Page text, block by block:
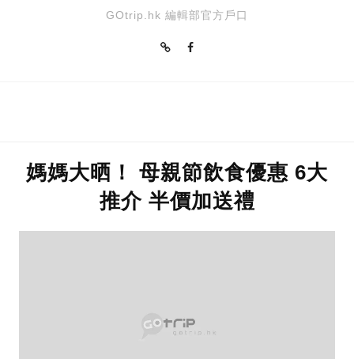
GOtrip.hk 編輯部官方戶口
媽媽大晒！ 母親節飲食優惠 6大
推介 半價加送禮